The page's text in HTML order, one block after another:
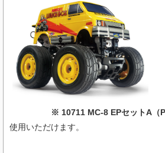
※ 10711 MC-8 EPセットA（
使用いただけます。